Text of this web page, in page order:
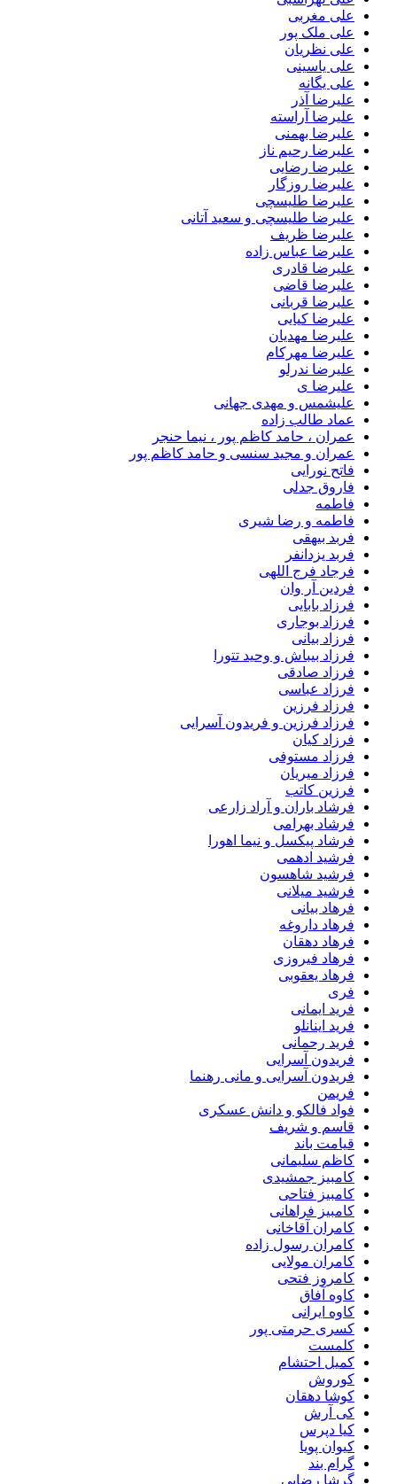
علی مغربی
علی ملک پور
علی نظریان
علی یاسینی
علی یگانه
علیرضا آذر
علیرضا آراسته
علیرضا بهمنی
علیرضا رحیم ناز
علیرضا رضایی
علیرضا روزگار
علیرضا طلیسچی
علیرضا طلیسچی و سعید آتانی
علیرضا ظریف
علیرضا عباس زاده
علیرضا قادری
علیرضا قاضی
علیرضا قربانی
علیرضا کیایی
علیرضا مهدیان
علیرضا مهرکام
علیرضا ندرلو
علیرضا ی
علیشمس و مهدی جهانی
عماد طالب زاده
عمران ، حامد کاظم پور ، نیما حنجر
عمران و مجید سنسی و حامد کاظم پور
فاتح نورایی
فاروق جدلی
فاطمه
فاطمه و رضا شیری
فربد بیهقی
فربد یزدانفر
فرجاد فرج اللهی
فردین آر وان
فرزاد بابایی
فرزاد بوجاری
فرزاد بیانی
فرزاد بیباش و وحید تتورا
فرزاد صادقی
فرزاد عباسی
فرزاد فرزین
فرزاد فرزین و فریدون آسرایی
فرزاد کیان
فرزاد مستوفی
فرزاد میریان
فرزین کاتب
فرشاد باران و آراد زارعی
فرشاد بهرامی
فرشاد پیکسل و نیما اهورا
فرشید ادهمی
فرشید شاهسون
فرشید میلانی
فرهاد بیانی
فرهاد داروغه
فرهاد دهقان
فرهاد فیروزی
فرهاد یعقوبی
فری
فرید ایمانی
فرید اینانلو
فرید رحمانی
فریدون آسرایی
فریدون آسرایی و مانی رهنما
فریمن
فواد فالکو و دانش عسکری
قاسم و شریف
قیامت باند
کاظم سلیمانی
کامبیز جمشیدی
کامبیز فتاحی
کامبیز فراهانی
کامران آقاخانی
کامران رسول زاده
کامران مولایی
کامروز فتحی
کاوه آفاق
کاوه ایرانی
کسری حرمتی پور
کلمست
کمیل احتشام
کوروش
کوشا دهقان
کی آرش
کیا دپرس
کیوان پویا
گرام بند
گرشا رضایی